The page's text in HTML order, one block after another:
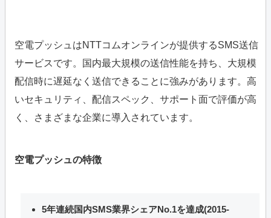
空電プッシュはNTTコムオンラインが提供するSMS送信
サービスです。国内最大規模の送信性能を持ち、大規模
配信時に遅延なく送信できることに強みがあります。高
いセキュリティ、配信スペック、サポート面で評価が高
く、さまざまな企業に導入されています。
空電プッシュの特徴
5年連続国内SMS業界シェアNo.1を達成(2015-